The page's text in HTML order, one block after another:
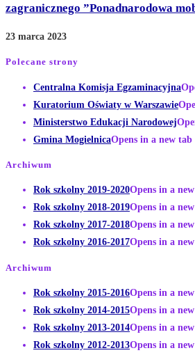
zagranicznego ”Ponadnarodowa
23 marca 2023
Polecane strony
Centralna Komisja Egzaminacyjna
Kuratorium Oświaty w Warszawie
Ministerstwo Edukacji Narodowej
Gmina MogielnicaOpens in a new tab
Archiwum
Rok szkolny 2019-2020Opens in a
Rok szkolny 2018-2019Opens in a
Rok szkolny 2017-2018Opens in a
Rok szkolny 2016-2017Opens in a
Archiwum
Rok szkolny 2015-2016Opens in a
Rok szkolny 2014-2015Opens in a
Rok szkolny 2013-2014Opens in a
Rok szkolny 2012-2013Opens in a